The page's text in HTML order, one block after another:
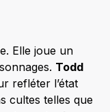
Elle joue un
Todd
refléter l’état
cultes telles que